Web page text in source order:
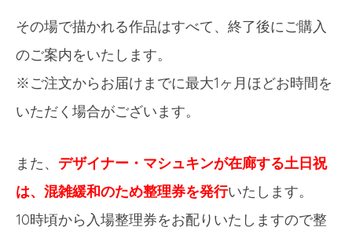
その場で描かれる作品はすべて、終了後にご購入
のご案内をいたします。
※ご注文からお届けまでに最大1ヶ月ほどお時間を
いただく場合がございます。
また、 デザイナー・マシュキンが在廊する土日祝
は、混雑緩和のため整理券を発行いたします。
10時頃から入場整理券をお配りいたしますので整